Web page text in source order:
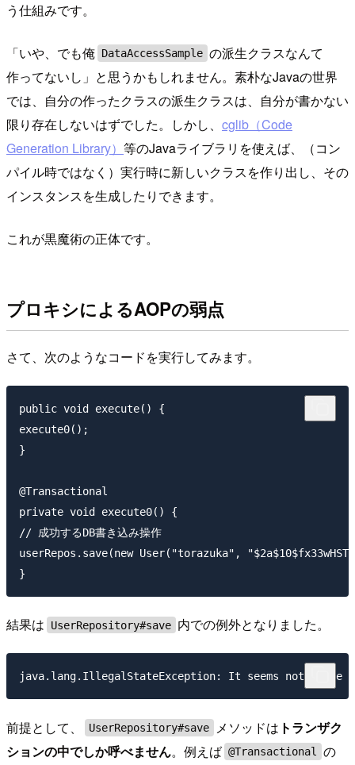
う仕組みです。
「いや、でも俺 DataAccessSample の派生クラスなんて
作ってないし」と思うかもしれません。素朴なJavaの世界
では、自分の作ったクラスの派生クラスは、自分が書かない
限り存在しないはずでした。しかし、 cglib（Code
Generation Library） 等のJavaライブラリを使えば、（コン
パイル時ではなく）実行時に新しいクラスを作り出し、その
インスタンスを生成したりできます。
これが黒魔術の正体です。
プロキシによるAOPの弱点
さて、次のようなコードを実行してみます。
public void execute() {
execute0();
}
@Transactional
private void execute0() {
// 成功するDB書き込み操作
userRepos.save(new User("torazuka",
結果は UserRepository#save 内での例外となりました。
前提として、 UserRepository#save メソッドは トランザク
ションの中でしか呼べません。例えば @Transactional
の